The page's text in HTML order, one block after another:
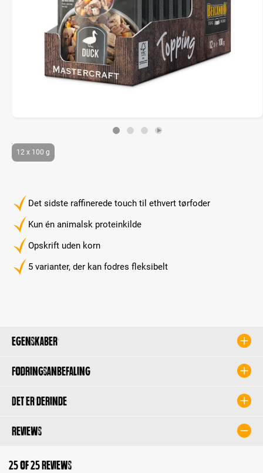
Det sidste raffinerede touch til ethvert tørfoder
Kun én animalsk proteinkilde
Opskrift uden korn
5 varianter, der kan fodres fleksibelt
12 x 100 g
Egenskaber
Fodringsanbefaling
Det er derinde
Reviews
25 of 25 reviews